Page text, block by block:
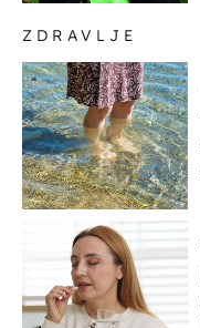
ZDRAVLJE